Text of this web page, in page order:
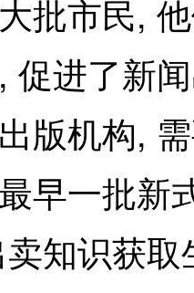
批市民,
, 促进了新
版机构,
早一批新
知识获取